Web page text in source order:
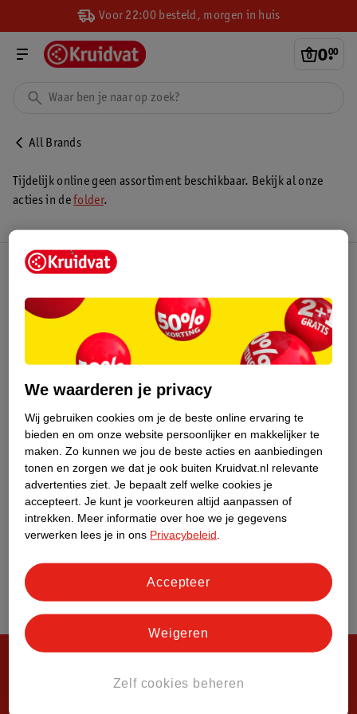
Voor 22:00 besteld, morgen in huis
0.
00
All Brands
Tijdelijk online geen assortiment beschikbaar. Bekijk al onze
acties in defolder.
Kruidvat Club
Over Kruidvat
We waarderen je privacy
Wij gebruiken cookies om je de beste online ervaring te
bieden en om onze website persoonlijker en makkelijker te
maken. Zo kunnen we jou de beste acties en aanbiedingen
tonen en zorgen we dat je ook buiten Kruidvat.nl relevante
advertenties ziet. Je bepaalt zelf welke cookies je
accepteert. Je kunt je voorkeuren altijd aanpassen of
intrekken.
Meer informatie over hoe we je gegevens
verwerken lees je in ons Privacybeleid
Zelf cookies beheren
Weigeren
Accepteer